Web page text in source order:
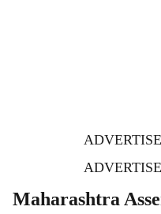
Maharashtra